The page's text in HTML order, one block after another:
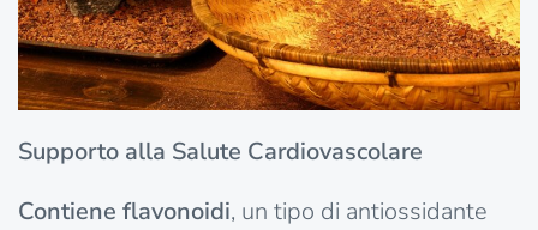
Supporto alla Salute Cardiovascolare
Contiene flavonoidi, un tipo di antiossidante